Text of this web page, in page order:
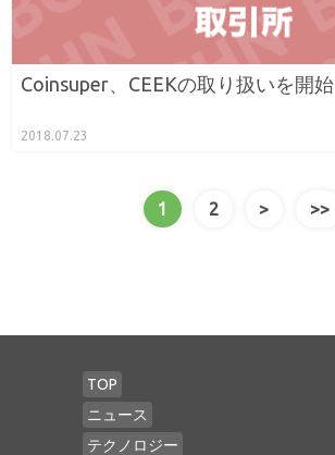
Coinsuper、CEEKの取り扱いを開始
2018.07.23
1 2 > >>
TOP
ニュース
テクノロジー